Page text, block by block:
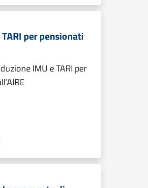
per pensionati
IMU e TARI per